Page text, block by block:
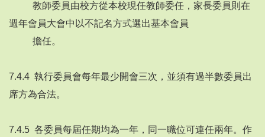
教師委員由校方從本校現任教師委任，家長委員則在
週年會員大會中以不記名方式選出基本會員
擔任。
7.4.4 執行委員會每年最少開會三次，並須有過半數委員出
席方為合法。
7.4.5 各委員每屆任期均為一年，同一職位可連任兩年。作